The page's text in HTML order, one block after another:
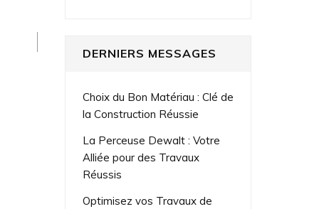
DERNIERS MESSAGES
Choix du Bon Matériau : Clé de
la Construction Réussie
La Perceuse Dewalt : Votre
Alliée pour des Travaux
Réussis
Optimisez vos Travaux de